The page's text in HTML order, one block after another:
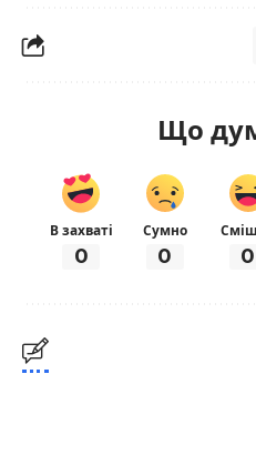
Що
В захваті
0
Сумно
0 0